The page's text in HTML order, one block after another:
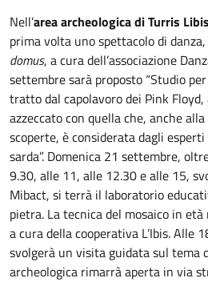
Nell’area archeologica di Turris
prima volta uno spettacolo di
domus, a cura dell’associazione
settembre sarà proposto “Studio
tratto dal capolavoro dei Pink
azzeccato con quella che, anche
scoperte, è considerata dagli
sarda”. Domenica 21 settembre,
9.30, alle 11, alle 12.30 e alle 15,
Mibact, si terrà il laboratorio
pietra. La tecnica del mosaico in
a cura della cooperativa L’Ibis. Alle
svolgerà un visita guidata sul tema
archeologica rimarrà aperta in via